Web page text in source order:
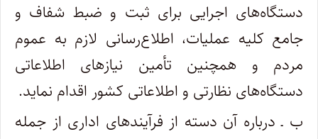
دستگاه‌های اجرایی برای ثبت و ضبط شفاف و
جامع کلیه عملیات، اطلاع‌رسانی لازم به عموم
مردم و همچنین تأمین نیازهای اطلاعاتی
دستگاه‌های نظارتی و اطلاعاتی کشور اقدام نماید.
ب ـ درباره آن دسته از فرآیندهای اداری از جمله